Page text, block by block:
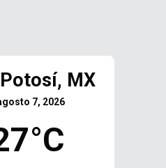
MX
7, 2026